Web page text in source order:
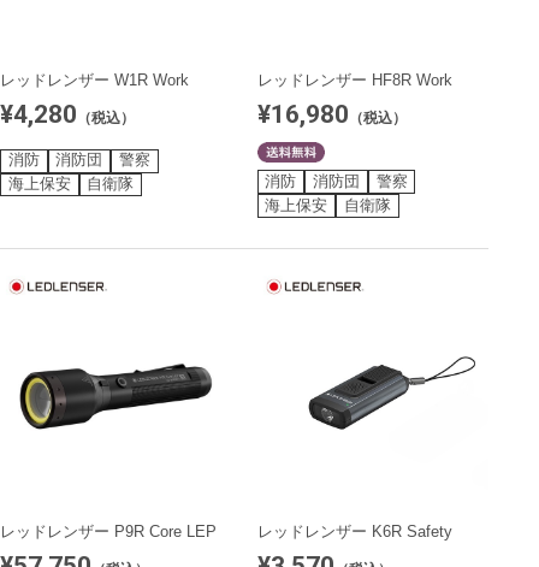
レッドレンザー W1R Work
¥4,280 （税込）
消防 消防団
警察
海上保安
自衛隊
レッドレンザー HF8R Work
¥16,980 （税込）
消防 消防団
警察
海上保安
自衛隊
レッドレンザー P9R Core LEP レッドレンザー K6R Safety